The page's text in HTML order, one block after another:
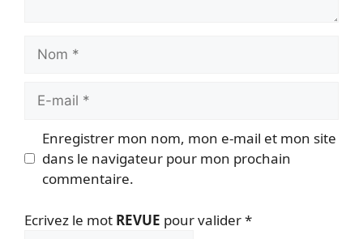
Nom
Enregistrer mon nom, mon e-mail et mon site
dans le navigateur pour mon prochain
commentaire.
Ecrivez le mot REVUE pour valider*